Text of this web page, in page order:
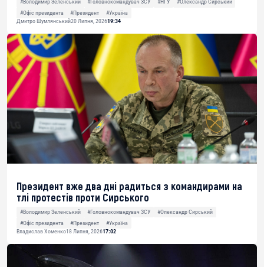
#Володимир Зеленський #Головнокомандувач ЗСУ #НГУ
#Олександр Сирський
#Офіс президента
#Президент
#Україна
Дмитро Шумлянський20 Липня, 202619:34
Президент вже два дні радиться з командирами на
тлі протестів проти Сирського
#Володимир Зеленський #Головнокомандувач ЗСУ
#Олександр Сирський
#Офіс президента
#Президент
#Україна
Владислав Хоменко18 Липня, 202617:02